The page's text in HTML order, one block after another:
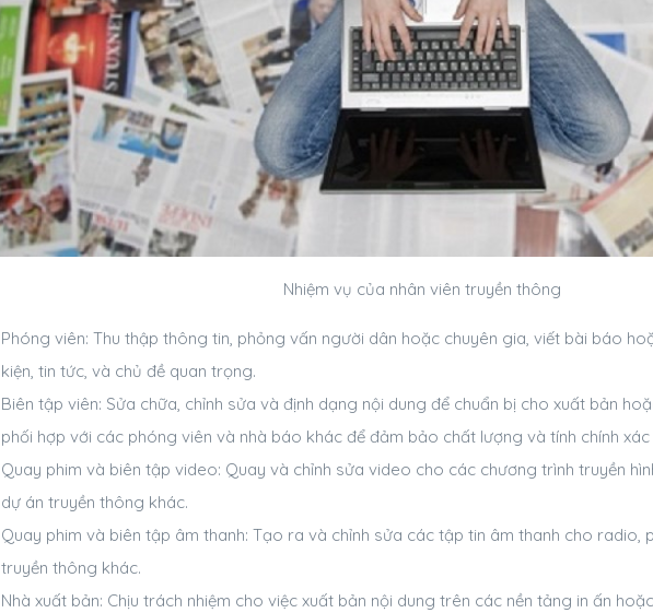
Nhiệm vụ của nhân viên truyền thông
Phóng viên: Thu thập thông tin, phỏng vấn người dân hoặc chuyên gia, viết bài báo
kiện, tin tức, và chủ đề quan trọng.
Biên tập viên: Sửa chữa, chỉnh sửa và định dạng nội dung để chuẩn bị cho xuất bản
phối hợp với các phóng viên và nhà báo khác để đảm bảo chất lượng và tính chính
Quay phim và biên tập video: Quay và chỉnh sửa video cho các chương trình truyền
dự án truyền thông khác.
Quay phim và biên tập âm thanh: Tạo ra và chỉnh sửa các tập tin âm thanh cho radio,
truyền thông khác.
Nhà xuất bản: Chịu trách nhiệm cho việc xuất bản nội dung trên các nền tảng in ấn